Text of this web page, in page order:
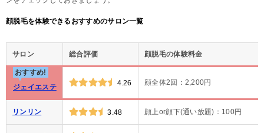
顔脱毛を体験できるおすすめのサロン一覧
サロン 総合評価 顔脱毛の体験料金
おすすめ!
ジェイエステ
4.26 顔全体2回：2,200円
リンリン 3.48 顔上or顔下(通い放題)：100円